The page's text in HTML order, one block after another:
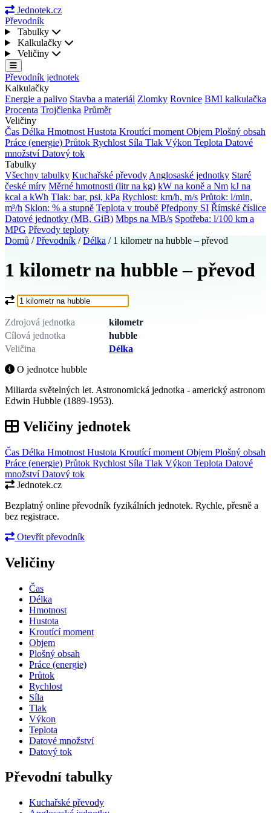
Jednotek.cz
Převodník
Tabulky
Kalkulačky
Veličiny
Převodník jednotek
Kalkulačky
Energie a palivo Stavba a materiál Zlomky Rovnice BMI kalkulačka
Procenta Trojčlenka Průměr
Veličiny
Čas Délka Hmotnost Hustota Kroutící moment Objem Plošný obsah
Práce (energie) Průtok Rychlost Síla Tlak Výkon Teplota Datové
množstvíDatový tok
Tabulky
Všechny tabulky Kuchařské převody Anglosaské jednotky Staré
české míry Měrné hmotnosti (litr na kg) kW na koně a Nm kJ na
kcal a kWh Tlak: bar, psi, kPa Rychlost: km/h, m/s Průtok: l/min,
m³/h Sklon: % a stupně Teplota v troubě Předpony SI Římské číslice
Datové jednotky (MB, GiB) Mbps na MB/s Spotřeba: l/100 km a
MPG Převody teploty
Domů / Převodník / Délka / 1 kilometr na hubble – převod
1 kilometr na hubble – převod
Co chcete převést?
Zdrojová jednotka
kilometr
Cílová jednotka
hubble
Veličina
Délka
O jednotce hubble
Miliarda světelných let. Astronomická jednotka - americký astronom
Edwin Hubble (1889-1953).
Veličiny jednotek
Čas Délka Hmotnost Hustota Kroutící moment Objem Plošný obsah
Práce (energie) Průtok Rychlost Síla Tlak Výkon Teplota Datové
množstvíDatový tok
Jednotek.cz
Bezplatný online převodník fyzikálních jednotek. Rychle, přesně a
bez registrace.
Otevřít převodník
Veličiny
Čas
Délka
Hmotnost
Hustota
Kroutící moment
Objem
Plošný obsah
Práce (energie)
Průtok
Rychlost
Síla
Tlak
Výkon
Teplota
Datové množství
Datový tok
Převodní tabulky
Kuchařské převody